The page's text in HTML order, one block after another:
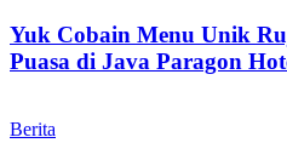
Yuk Cobain Menu Unik
Puasa di Java Paragon
Berita